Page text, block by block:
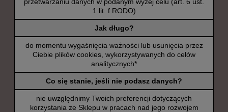
1 lit. f RODO)
Jak długo?
do momentu wygaśnięcia ważności lub usunięcia przez
Ciebie plików cookies, wykorzystywanych do celów
analitycznych*
Co się stanie, jeśli nie podasz danych?
nie uwzględnimy Twoich preferencji dotyczących
korzystania ze Sklepu w pracach nad jego rozwojem